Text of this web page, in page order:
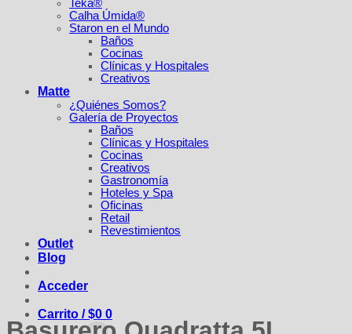
Teka®
Calha Úmida®
Staron en el Mundo
Baños
Cocinas
Clínicas y Hospitales
Creativos
Matte
¿Quiénes Somos?
Galería de Proyectos
Baños
Clínicas y Hospitales
Cocinas
Creativos
Gastronomía
Hoteles y Spa
Oficinas
Retail
Revestimientos
Outlet
Blog
Acceder
Carrito /$0 0